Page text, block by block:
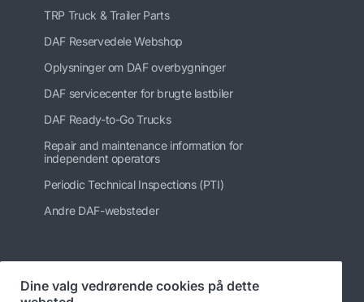
TRP Truck & Trailer Parts
DAF Reservedele Webshop
Oplysninger om DAF overbygninger
DAF servicecenter for brugte lastbiler
DAF Ready-to-Go Trucks
Repair and maintenance information for
independent operators
Periodic Technical Inspections (PTI)
Andre DAF-websteder
Følg os på
Dine valg vedrørende cookies på dette